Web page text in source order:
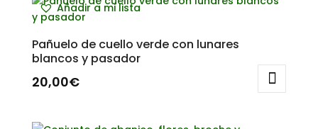
Añadir a mi lista
Pañuelo de cuello verde con lunares
blancos y pasador
20,00€